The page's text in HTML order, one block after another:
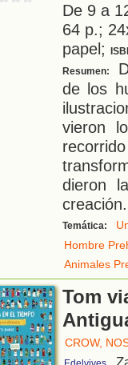
De 9 a
64 p.;
papel;
Resumen:
de los
vieron
dieron
creación
Temática:
Hombre
Animales
Tom
CROW,